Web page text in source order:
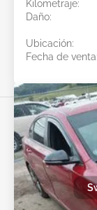
Kilometraje:
Daño:
Ubicación:
Fecha de venta: